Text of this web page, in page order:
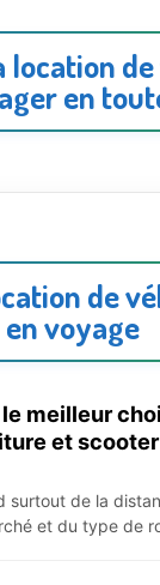
location
en
de
en voyage
meilleur
et scooter
surtout de la
et du type de